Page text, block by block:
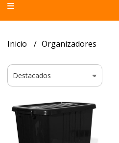
Inicio Organizadores